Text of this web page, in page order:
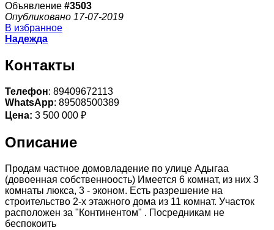
Объявление #3503
Опубликовано 17-07-2019
В избранное
Надежда
Контакты
Телефон: 89409672113
WhatsApp: 89508500389
Цена: 3 500 000 ₽
Описание
Продам частное домовладение по улице Адыгаа
(довоенная собственноость) Имеется 6 комнат, из них 3
комнаты люкса, 3 - эконом. Есть разрешение на
строительство 2-х этажного дома из 11 комнат. Участок
расположен за "Континентом" . Посредникам не
беспокоить